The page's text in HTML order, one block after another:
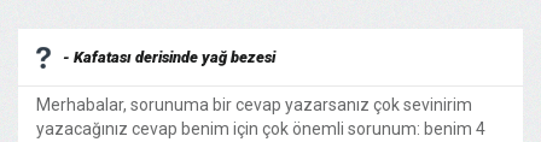
- Kafatası derisinde yağ bezesi
Merhabalar, sorunuma bir cevap yazarsanız çok sevinirim
yazacağınız cevap benim için çok önemli sorunum: benim 4